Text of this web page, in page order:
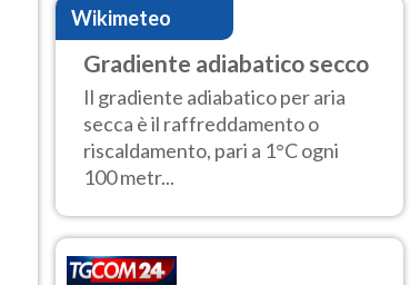
Wikimeteo
Gradiente adiabatico secco
Il gradiente adiabatico per aria
secca è il raffreddamento o
riscaldamento, pari a 1°C ogni
100 metr...